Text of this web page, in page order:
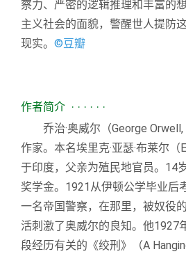
察力、严密的逻辑推理和丰富的
主义社会的面貌，警醒世人提防
现实。 ©豆瓣
作者简介 · · · · · ·
乔治·奥威尔（George
作家。本名埃里克·亚瑟·布莱尔（
于印度，父亲为殖民地官员。14
奖学金。1921从伊顿公学毕业后
一名帝国警察，在那里，被奴役
活刺激了奥威尔的良知。他1927
段经历有关的《绞刑》（A